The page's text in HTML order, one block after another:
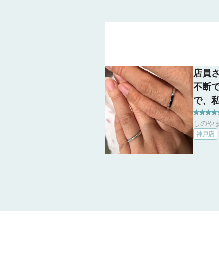
店員
不断
で、
素早
した
わい
しのや
神戸店